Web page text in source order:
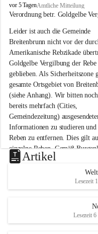
B
r
i
t
e
n
b
r
u
n
n
a
m
N
e
u
s
d
S
vor 5 TagenAmtliche Mitteilung
Verordnung betr. Goldgelbe
Leider ist auch die Gemeinde
Breitenbrunn nicht vor der
Amerikanische Rebzikade
Goldgelbe Vergilbung der
geblieben. Als Sicherheitszone
gesamte Ortsgebiet von
(siehe Anhang). Wir bitten
bereits mehrfach (Cities,
Gemeindezeitung)
Informationen zu studieren und
Reben zu entfernen. Dies gilt
einzelne Reben. Gemäß
Weinbaugesetz sind nicht
unzulässige Weingärten zu
helfen wir zusammen um
vor den prognostizierten
und den daraus folgenden
Artikel
Lesezeit
Lesezeit